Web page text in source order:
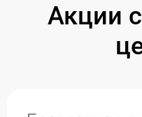
Акции